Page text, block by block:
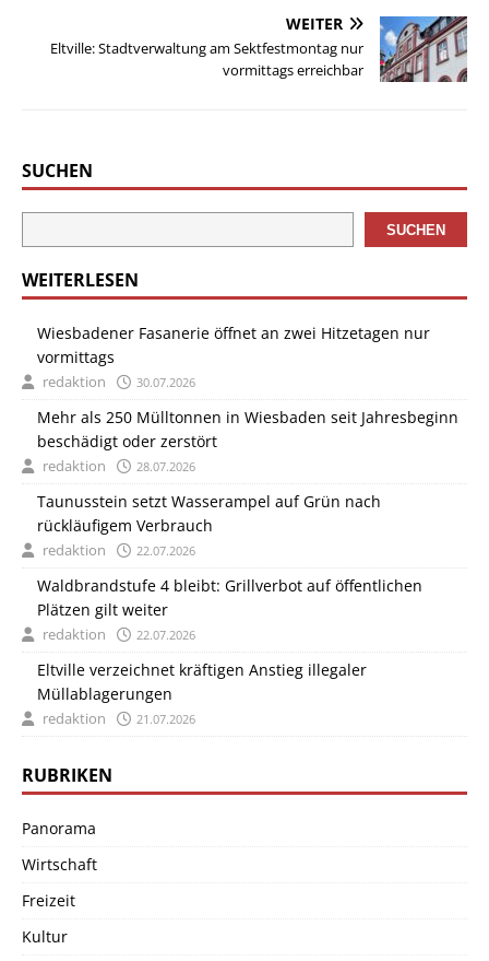
WEITER
Eltville: Stadtverwaltung am Sektfestmontag nur
vormittags erreichbar
SUCHEN
SUCHEN
WEITERLESEN
Wiesbadener Fasanerie öffnet an zwei Hitzetagen nur
vormittags
redaktion 30.07.2026
Mehr als 250 Mülltonnen in Wiesbaden seit Jahresbeginn
beschädigt oder zerstört
redaktion 28.07.2026
Taunusstein setzt Wasserampel auf Grün nach
rückläufigem Verbrauch
redaktion 22.07.2026
Waldbrandstufe 4 bleibt: Grillverbot auf öffentlichen
Plätzen gilt weiter
redaktion 22.07.2026
Eltville verzeichnet kräftigen Anstieg illegaler
Müllablagerungen
redaktion 21.07.2026
RUBRIKEN
Panorama
Wirtschaft
Freizeit
Kultur